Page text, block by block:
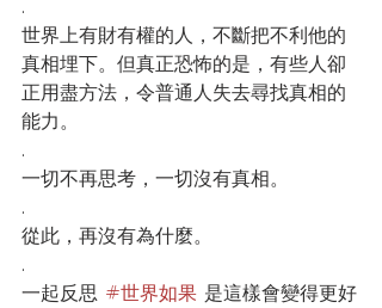
.
世界上有財有權的人，不斷把不利他的
真相埋下。但真正恐怖的是，有些人卻
正用盡方法，令普通人失去尋找真相的
能力。
.
一切不再思考，一切沒有真相。
.
從此，再沒有為什麼。
.
一起反思 #世界如果 是這樣會變得更好